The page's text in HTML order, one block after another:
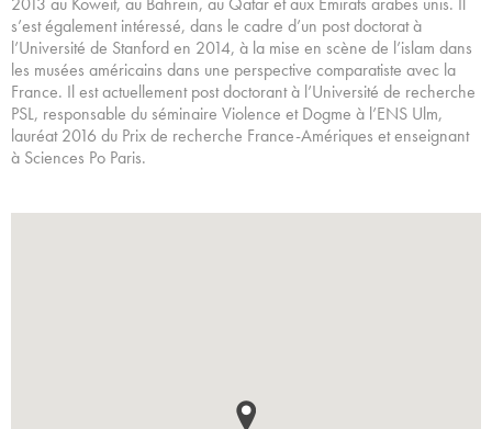
s’est également intéressé, dans le cadre d’un post doctorat à
l’Université de Stanford en 2014, à la mise en scène de l’islam dans
les musées américains dans une perspective comparatiste avec la
France. Il est actuellement post doctorant à l’Université de recherche
PSL, responsable du séminaire Violence et Dogme à l’ENS Ulm,
lauréat 2016 du Prix de recherche France-Amériques et enseignant
à Sciences Po Paris.